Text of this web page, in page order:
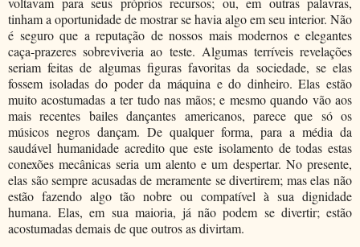
tinham a oportunidade de mostrar se havia algo em seu interior. Não
é seguro que a reputação de nossos mais modernos e elegantes
caça-prazeres sobreviveria ao teste. Algumas terríveis revelações
seriam feitas de algumas figuras favoritas da sociedade, se elas
fossem isoladas do poder da máquina e do dinheiro. Elas estão
muito acostumadas a ter tudo nas mãos; e mesmo quando vão aos
mais recentes bailes dançantes americanos, parece que só os
músicos negros dançam. De qualquer forma, para a média da
saudável humanidade acredito que este isolamento de todas estas
conexões mecânicas seria um alento e um despertar. No presente,
elas são sempre acusadas de meramente se divertirem; mas elas não
estão fazendo algo tão nobre ou compatível à sua dignidade
humana. Elas, em sua maioria, já não podem se divertir; estão
acostumadas demais de que outros as divirtam.